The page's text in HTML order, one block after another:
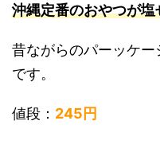
沖縄定番のおやつが塩
昔ながらのパーッケ
です。
値段： 245円